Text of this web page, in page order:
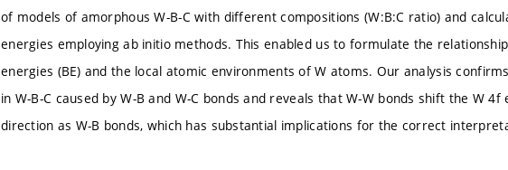
of models of amorphous W-B-C with different compositions (W:B:C ratio) and
energies employing ab initio methods. This enabled us to formulate the
energies (BE) and the local atomic environments of W atoms. Our analysis
in W-B-C caused by W-B and W-C bonds and reveals that W-W bonds shift the W
direction as W-B bonds, which has substantial implications for the correct